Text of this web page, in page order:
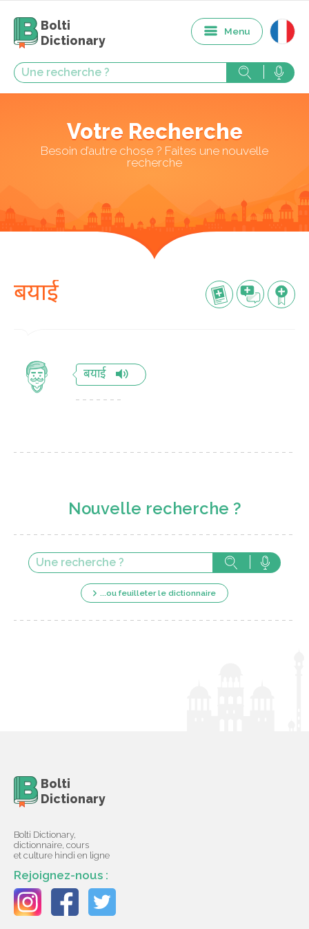
Bolti
Dictionary
Menu
Votre Recherche
Besoin d’autre chose ? Faites une nouvelle
recherche
बयाई
बयाई
Nouvelle recherche ?
...ou feuilleter le dictionnaire
Bolti
Dictionary
Bolti Dictionary,
dictionnaire, cours
et culture hindi en ligne
Rejoignez-nous :